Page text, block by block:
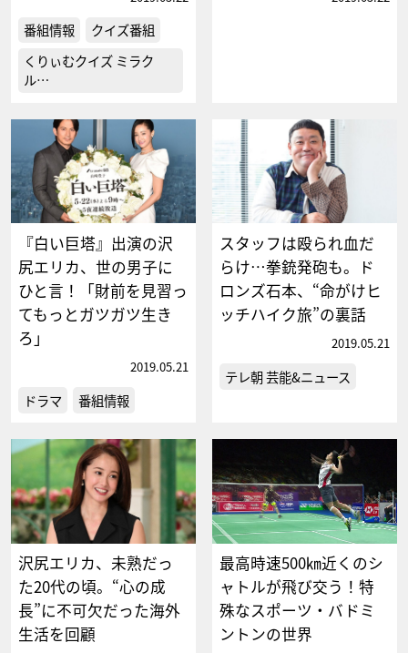
番組情報
クイズ番組
くりぃむクイズ ミラク
ル…
『白い巨塔』出演の沢
尻エリカ、世の男子に
ひと言！「財前を見習っ
てもっとガツガツ生き
ろ」
2019.05.21
ドラマ 番組情報
スタッフは殴られ血だ
らけ…拳銃発砲も。ド
ロンズ石本、“命がけヒ
ッチハイク旅”の裏話
2019.05.21
テレ朝 芸能&ニュース
沢尻エリカ、未熟だっ
た20代の頃。“心の成
長”に不可欠だった海外
生活を回顧
最高時速500㎞近くのシ
ャトルが飛び交う！特
殊なスポーツ・バドミ
ントンの世界